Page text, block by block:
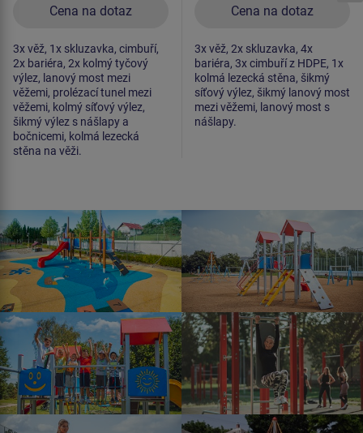
Cena na dotaz
3x věž, 1x skluzavka, cimbuří,
2x bariéra, 2x kolmý tyčový
výlez, lanový most mezi
věžemi, prolézací tunel mezi
věžemi, kolmý síťový výlez,
šikmý výlez s nášlapy a
bočnicemi, kolmá lezecká
stěna na věži.
Cena na dotaz
3x věž, 2x skluzavka, 4x
bariéra, 3x cimbuří z HDPE, 1x
kolmá lezecká stěna, šikmý
síťový výlez, šikmý lanový most
mezi věžemi, lanový most s
nášlapy.